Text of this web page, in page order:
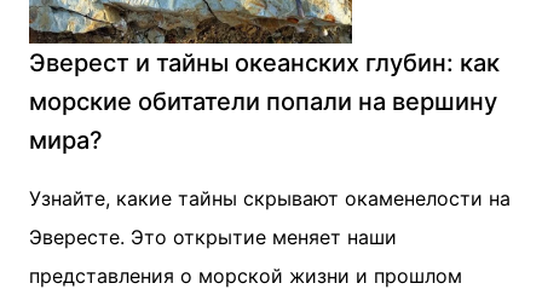
Эверест и тайны океанских глубин: как
морские обитатели попали на вершину
мира?
Узнайте, какие тайны скрывают окаменелости на
Эвересте. Это открытие меняет наши
представления о морской жизни и прошлом